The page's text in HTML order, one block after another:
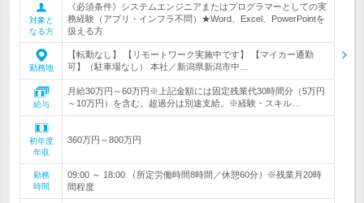
対象と
なる方
《必須条件》システムエンジニアまたはプログラマーとしての実
務経験（アプリ・インフラ不問）★Word、Excel、PowerPointを
扱える方
勤務地
【転勤なし】 【リモートワーク実施中です】 【マイカー通勤
可】（駐車場なし） 本社／新潟県新潟市中…
給与
月給30万円～60万円※上記金額には固定残業代30時間分（5万円
～10万円）を含む。超過分は別途支給。※経験・スキル…
初年度
年収
360万円～800万円
勤務
時間
09:00 ～ 18:00 （所定労働時間8時間／休憩60分）※残業月20時
間程度